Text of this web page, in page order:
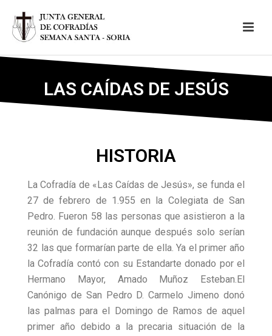
LAS CAÍDAS DE JESÚS
HISTORIA
La Cofradía de «Las Caídas de Jesús», se funda el
27 de febrero de 1.955 en la Colegiata de San
Pedro. Fueron 58 las personas que asistieron a la
reunión de fundación aunque después solo serían
32 las que formarían parte de ella. Ya el primer año
la Cofradía contó con su Estandarte donado por el
Hermano Mayor, Amado Muñoz Esteban.El
Canónigo de San Pedro D. Carmelo Jimeno donó
las palmas para el Domingo de Ramos de aquel
primer año debido a la precaria situación de la